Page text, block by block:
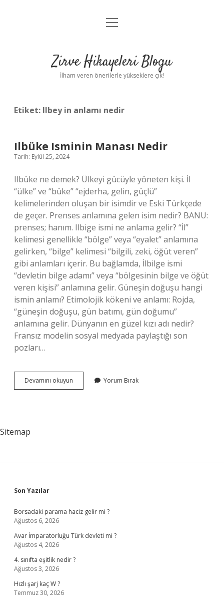
Anasayfa
Yasal Uyarı
menüyü
Zirve Hikayeleri Blogu
İlham veren önerilerle yükseklere çık!
Etiket: Ilbey in anlamı nedir
Ilbüke Isminin Manası Nedir
Tarih: Eylül 25, 2024
Ilbüke ne demek? Ülkeyi gücüyle yöneten kişi. İl
“ülke” ve “büke” “ejderha, gelin, güçlü”
kelimelerinden oluşan bir isimdir ve Eski Türkçede
de geçer. Prenses anlamına gelen isim nedir? BANU:
prenses; hanım. Ilbige ismi ne anlama gelir? “İl”
kelimesi genellikle “bölge” veya “eyalet” anlamına
gelirken, “bilge” kelimesi “bilgili, zeki, öğüt veren”
gibi anlamları içerir. Bu bağlamda, İlbilge ismi
“devletin bilge adamı” veya “bölgesinin bilge ve öğüt
veren kişisi” anlamına gelir. Güneşin doğuşu hangi
ismin anlamı? Etimolojik kökeni ve anlamı: Rojda,
“güneşin doğuşu, gün batımı, gün doğumu”
anlamına gelir. Dünyanın en güzel kızı adı nedir?
Fransız modelin sosyal medyada paylaştığı son
pozları…
Devamını okuyun
Isminin
Yorum Bırak
Sitemap
Sidebar
Son Yazılar
Borsadaki parama haciz gelir mi ?
Ağustos 6, 2026
Avar İmparatorluğu Türk devleti mi ?
Ağustos 4, 2026
4. sınıfta eşitlik nedir ?
Ağustos 3, 2026
Hızlı şarj kaç W ?
Temmuz 30, 2026